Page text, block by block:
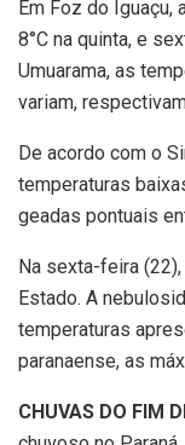
Em Foz do Iguaçu,
8°C na quinta, e
Umuarama, as
variam,
De acordo com o
temperaturas
geadas pontuais
Na sexta-feira
Estado. A
temperaturas
paranaense, as
CHUVAS DO FIM